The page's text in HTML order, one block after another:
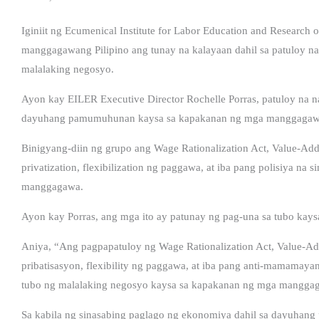
Iginiit ng Ecumenical Institute for Labor Education and
manggagawang Pilipino ang tunay na kalayaan dahil sa patuloy
malalaking negosyo.
Ayon kay EILER Executive Director Rochelle Porras, patuloy na
dayuhang pamumuhunan kaysa sa kapakanan ng mga
Binigyang-diin ng grupo ang Wage Rationalization Act, Value-
privatization, flexibilization ng paggawa, at iba pang polisiya na
manggagawa.
Ayon kay Porras, ang mga ito ay patunay ng pag-una sa tubo
Aniya, “Ang pagpapatuloy ng Wage Rationalization Act, Value-
pribatisasyon, flexibility ng paggawa, at iba pang anti-
tubo ng malalaking negosyo kaysa sa kapakanan ng mga
Sa kabila ng sinasabing paglago ng ekonomiya dahil sa